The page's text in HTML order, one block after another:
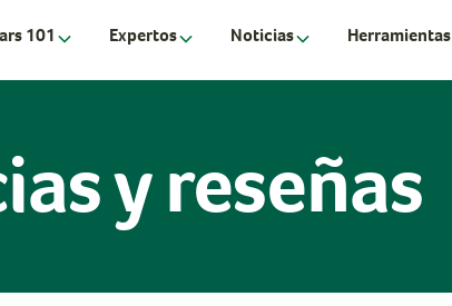
101 Expertos Noticias Herramientas
y reseñas